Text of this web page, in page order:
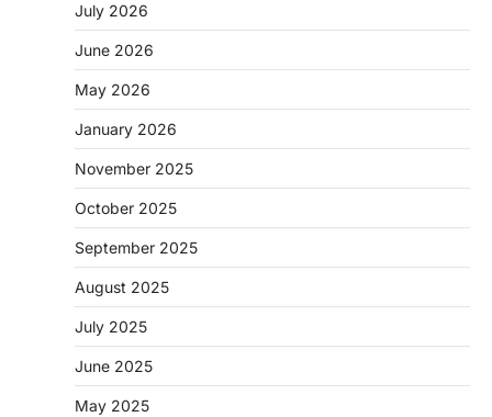
July 2026
June 2026
May 2026
January 2026
November 2025
October 2025
September 2025
August 2025
July 2025
June 2025
May 2025
CHHATTISGARH
CG:NEET/JEEऑनलाइन कोचिंग सुविधा हेतु
कोचिंग संस्थानों से आवेदन आमंत्रित
More Khabar August 6, 2026
रायपुर। शैक्षणिक सत्र 2026-27 में सरगुजा जिले के
CHHATTISGARH